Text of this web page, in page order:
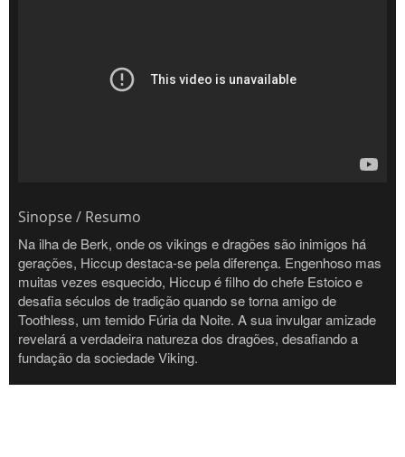
Sinopse / Resumo
Na ilha de Berk, onde os vikings e dragões são inimigos há
gerações, Hiccup destaca-se pela diferença. Engenhoso mas
muitas vezes esquecido, Hiccup é filho do chefe Estoico e
desafia séculos de tradição quando se torna amigo de
Toothless, um temido Fúria da Noite. A sua invulgar amizade
revelará a verdadeira natureza dos dragões, desafiando a
fundação da sociedade Viking.